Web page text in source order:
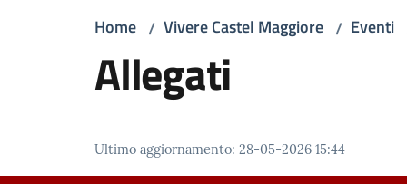
Home / Vivere Castel Maggiore / Eventi
Allegati
Ultimo aggiornamento: 28-05-2026 15:44